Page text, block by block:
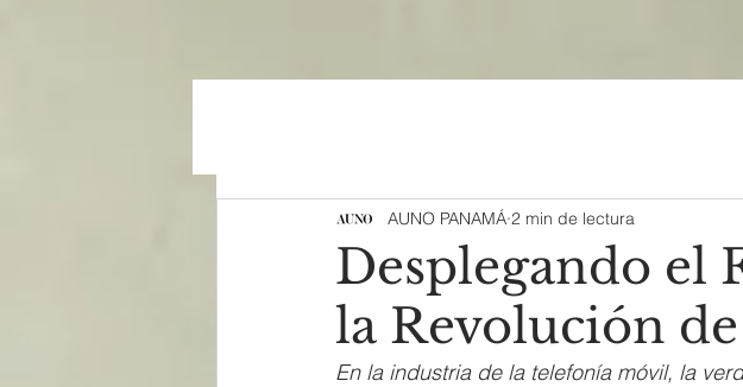
Desplegando el
la Revolución
AUNO PANAMÁ 2 min de lectura
En la industria de la telefonía móvil, la